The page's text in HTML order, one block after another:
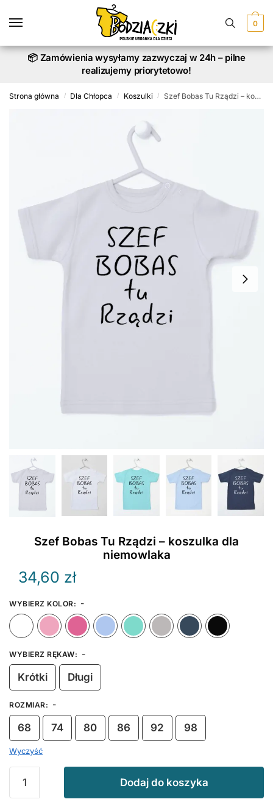
0
📦 Zamówienia wysyłamy zazwyczaj w 24h – pilne
realizujemy priorytetowo!
Strona główna / Dla Chłopca / Koszulki / Szef Bobas Tu Rządzi – koszulka dla niemowlaka
Szef Bobas Tu Rządzi – koszulka dla
niemowlaka
34,60 zł
WYBIERZ KOLOR: -
Biały
Różowy Ciemny Różowy
Błękitny MiętowySzary
WYBIERZ RĘKAW: -
Krótki Długi
ROZMIAR: -
68 74 80 86 92 98
Wyczyść
Szef
Dodaj do koszyka